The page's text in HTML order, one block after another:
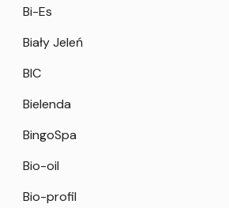
Bi-Es
Biały Jeleń
BIC
Bielenda
BingoSpa
Bio-oil
Bio-profil